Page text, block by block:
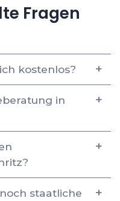
Fragen
kostenlos?
in
staatliche